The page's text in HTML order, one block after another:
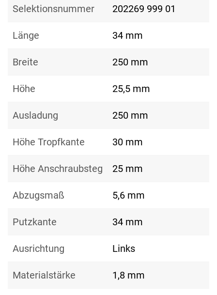
Selektionsnummer 202269 999 01
Länge 34 mm
Breite 250 mm
Höhe 25,5 mm
Ausladung 250 mm
Höhe Tropfkante 30 mm
Höhe Anschraubsteg 25 mm
Abzugsmaß 5,6 mm
Putzkante 34 mm
Ausrichtung Links
Materialstärke 1,8 mm